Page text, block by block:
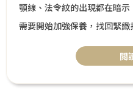
顎線、法令紋的出現都在暗
需要開始加強保養，找回緊緻
。而年輕族群也開始體驗的
熱能，刺激膠原蛋白增生、閲